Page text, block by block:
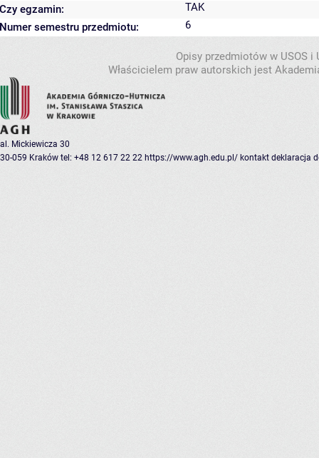
Czy egzamin:
TAK
Numer semestru przedmiotu:
6
Opisy przedmiotów w USOS
Właścicielem praw autorskich jest
al. Mickiewicza 30
30-059 Kraków tel: +48 12 617 22 22 https://www.agh.edu.pl/ kontakt deklaracja